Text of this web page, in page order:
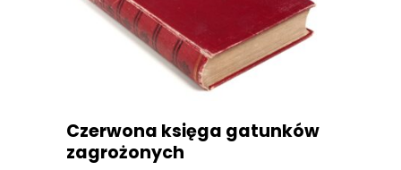
Czerwona księga gatunków
zagrożonych